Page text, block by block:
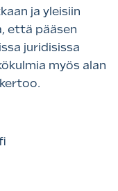
ja yleisiin
että pääsen
juridisissa
myös alan